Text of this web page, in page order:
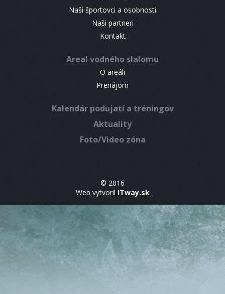
Naši športovci a osobnosti
Naši partneri
Kontakt
Areal vodného slalomu
O areáli
Prenájom
Kalendár podujatí a tréningov
Aktuality
Foto/Video zóna
© 2016
Web vytvoril ITway.sk